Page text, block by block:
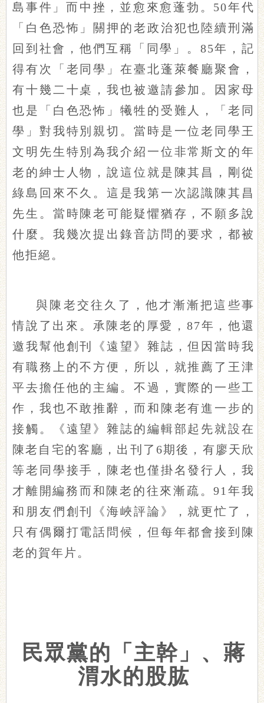
島事件」而中挫，並愈來愈蓬勃。50年代
「白色恐怖」關押的老政治犯也陸續刑滿
回到社會，他們互稱「同學」。85年，記
得有次「老同學」在臺北蓬萊餐廳聚會，
有十幾二十桌，我也被邀請參加。因家母
也是「白色恐怖」犧牲的受難人，「老同
學」對我特別親切。當時是一位老同學王
文明先生特別為我介紹一位非常斯文的年
老的紳士人物，說這位就是陳其昌，剛從
綠島回來不久。這是我第一次認識陳其昌
先生。當時陳老可能疑懼猶存，不願多說
什麼。我幾次提出錄音訪問的要求，都被
他拒絕。
與陳老交往久了，他才漸漸把這些事
情說了出來。承陳老的厚愛，87年，他還
邀我幫他創刊《遠望》雜誌，但因當時我
有職務上的不方便，所以，就推薦了王津
平去擔任他的主編。不過，實際的一些工
作，我也不敢推辭，而和陳老有進一步的
接觸。《遠望》雜誌的編輯部起先就設在
陳老自宅的客廳，出刊了6期後，有廖天欣
等老同學接手，陳老也僅掛名發行人，我
才離開編務而和陳老的往來漸疏。91年我
和朋友們創刊《海峽評論》，就更忙了，
只有偶爾打電話問候，但每年都會接到陳
老的賀年片。
民眾黨的「主幹」、蔣
渭水的股肱